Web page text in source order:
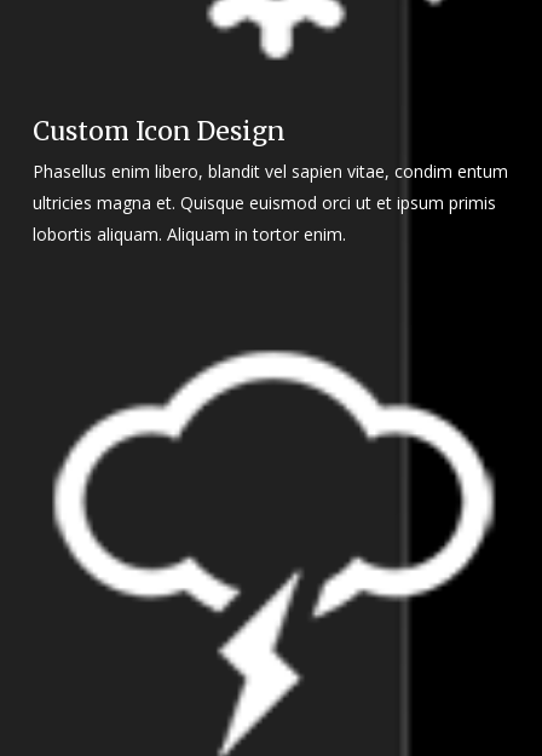
Custom Icon Design
Phasellus enim libero, blandit vel sapien vitae, condim entum
ultricies magna et. Quisque euismod orci ut et ipsum primis
lobortis aliquam. Aliquam in tortor enim.